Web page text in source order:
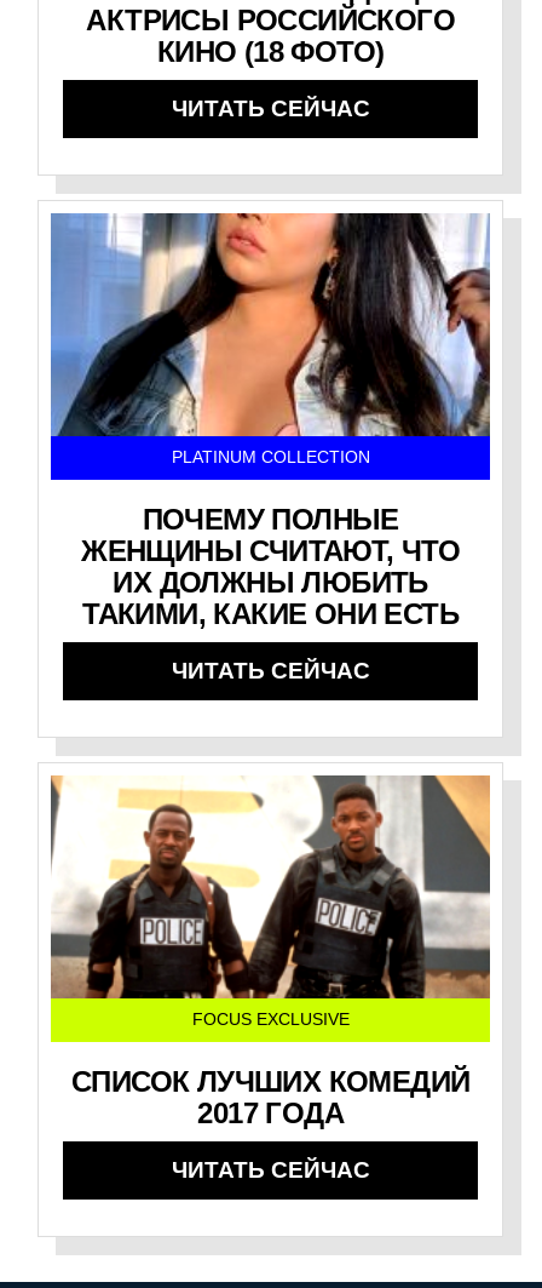
АКТРИСЫ РОССИЙСКОГО
КИНО (18 ФОТО)
ЧИТАТЬ СЕЙЧАС
PLATINUM COLLECTION
ПОЧЕМУ ПОЛНЫЕ
ЖЕНЩИНЫ СЧИТАЮТ, ЧТО
ИХ ДОЛЖНЫ ЛЮБИТЬ
ТАКИМИ, КАКИЕ ОНИ ЕСТЬ
ЧИТАТЬ СЕЙЧАС
FOCUS EXCLUSIVE
СПИСОК ЛУЧШИХ КОМЕДИЙ
2017 ГОДА
ЧИТАТЬ СЕЙЧАС